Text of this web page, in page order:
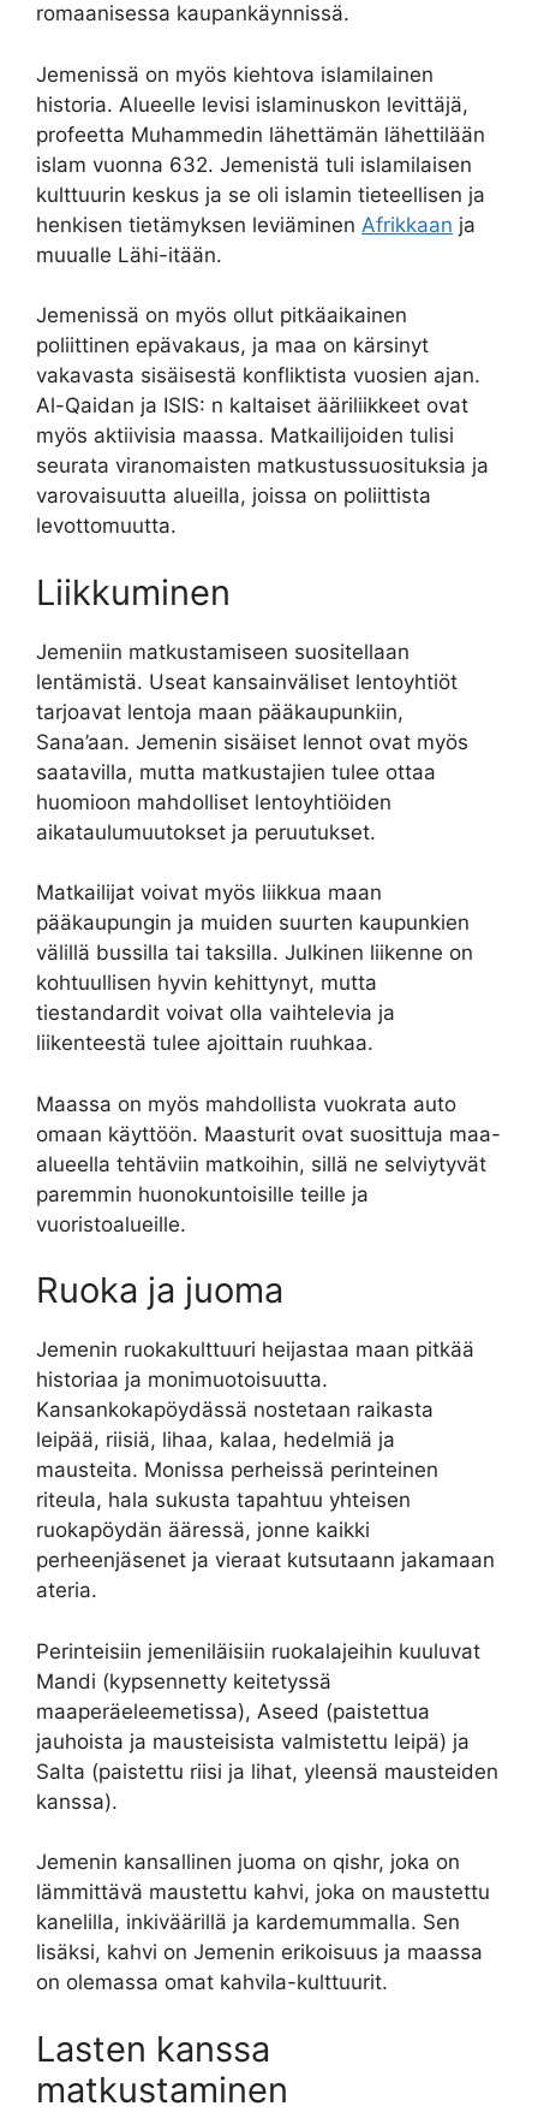
romaanisessa kaupankäynnissä.
Jemenissä on myös kiehtova islamilainen
historia. Alueelle levisi islaminuskon levittäjä,
profeetta Muhammedin lähettämän lähettilään
islam vuonna 632. Jemenistä tuli islamilaisen
kulttuurin keskus ja se oli islamin tieteellisen ja
henkisen tietämyksen leviäminen Afrikkaan ja
muualle Lähi-itään.
Jemenissä on myös ollut pitkäaikainen
poliittinen epävakaus, ja maa on kärsinyt
vakavasta sisäisestä konfliktista vuosien ajan.
Al-Qaidan ja ISIS: n kaltaiset ääriliikkeet ovat
myös aktiivisia maassa. Matkailijoiden tulisi
seurata viranomaisten matkustussuosituksia ja
varovaisuutta alueilla, joissa on poliittista
levottomuutta.
Liikkuminen
Jemeniin matkustamiseen suositellaan
lentämistä. Useat kansainväliset lentoyhtiöt
tarjoavat lentoja maan pääkaupunkiin,
Sana’aan. Jemenin sisäiset lennot ovat myös
saatavilla, mutta matkustajien tulee ottaa
huomioon mahdolliset lentoyhtiöiden
aikataulumuutokset ja peruutukset.
Matkailijat voivat myös liikkua maan
pääkaupungin ja muiden suurten kaupunkien
välillä bussilla tai taksilla. Julkinen liikenne on
kohtuullisen hyvin kehittynyt, mutta
tiestandardit voivat olla vaihtelevia ja
liikenteestä tulee ajoittain ruuhkaa.
Maassa on myös mahdollista vuokrata auto
omaan käyttöön. Maasturit ovat suosittuja maa-
alueella tehtäviin matkoihin, sillä ne selviytyvät
paremmin huonokuntoisille teille ja
vuoristoalueille.
Ruoka ja juoma
Jemenin ruokakulttuuri heijastaa maan pitkää
historiaa ja monimuotoisuutta.
Kansankokapöydässä nostetaan raikasta
leipää, riisiä, lihaa, kalaa, hedelmiä ja
mausteita. Monissa perheissä perinteinen
riteula, hala sukusta tapahtuu yhteisen
ruokapöydän ääressä, jonne kaikki
perheenjäsenet ja vieraat kutsutaann jakamaan
ateria.
Perinteisiin jemeniläisiin ruokalajeihin kuuluvat
Mandi (kypsennetty keitetyssä
maaperäeleemetissa), Aseed (paistettua
jauhoista ja mausteisista valmistettu leipä) ja
Salta (paistettu riisi ja lihat, yleensä mausteiden
kanssa).
Jemenin kansallinen juoma on qishr, joka on
lämmittävä maustettu kahvi, joka on maustettu
kanelilla, inkiväärillä ja kardemummalla. Sen
lisäksi, kahvi on Jemenin erikoisuus ja maassa
on olemassa omat kahvila-kulttuurit.
Lasten kanssa
matkustaminen